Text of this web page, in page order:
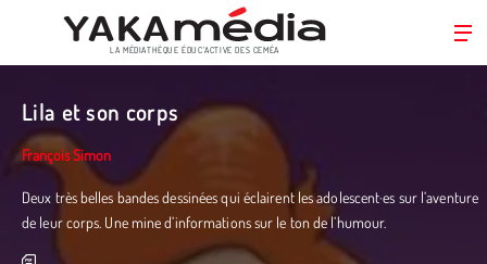
contenu
principal
LA MÉDIATHÈQUE ÉDUC’ACTIVE DES CEMÉA
Lila et son corps
François Simon
Deux très belles bandes dessinées qui éclairent les adolescent·es sur l’aventure
de leur corps. Une mine d’informations sur le ton de l’humour.